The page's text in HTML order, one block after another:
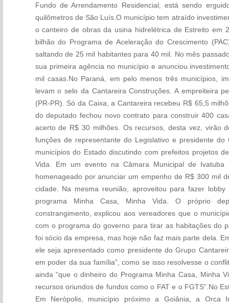
Fundo de Arrendamento Residencial, está sendo
quilômetros de São Luís.O município tem atraído
o canteiro de obras da usina hidrelétrica de Estreito em
bilhão do Programa de Aceleração do Crescimento
saltando de 25 mil habitantes para 40 mil. No mês
sua primeira agência no município e anunciou
mil casas.No Paraná, em pelo menos três municípios,
levam o selo da Cantareira Construções. A empreiteira
(PR-PR). Só da Caixa, a Cantareira recebeu R$ 65,5
do deputado fechou novo contrato para construir 400
acerto de R$ 30 milhões. Os recursos, desta vez, virão
funções de representante do Legislativo e presidente do
municípios do Estado discutindo com prefeitos projetos
Vida. Em um evento na Câmara Municipal de
homenageado por anunciar um empenho de R$ 300 mil
cidade. Na mesma reunião, aproveitou para fazer
programa Minha Casa, Minha Vida. O próprio
constrangimento, explicou aos vereadores que o
com o programa do governo para tirar as habitações do
foi sócio da empresa, mas hoje não faz mais parte dela.
ele seja apresentado como presidente do Grupo
em poder da sua família”, como se isso resolvesse o
ainda “que o dinheiro do Programa Minha Casa, Minha
recursos oriundos de fundos como o FAT e o FGTS”.No
Em Nerópolis, município próximo a Goiânia, a Orca